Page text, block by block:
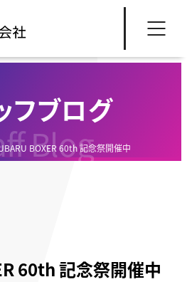
Blog
フブログ
BOXER 60th 記念祭開催中
60th 記念祭開催中